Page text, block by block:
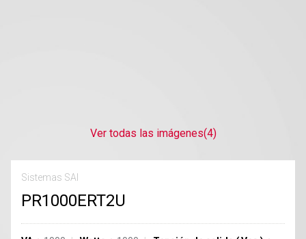
Ver todas las imágenes(4)
Sistemas SAI
PR1000ERT2U